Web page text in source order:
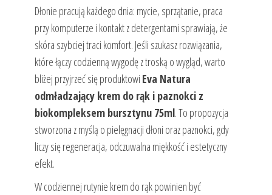
Dłonie pracują każdego dnia: mycie, sprzątanie, praca
przy komputerze i kontakt z detergentami sprawiają, że
skóra szybciej traci komfort. Jeśli szukasz rozwiązania,
które łączy codzienną wygodę z troską o wygląd, warto
bliżej przyjrzeć się produktowi Eva Natura
odmładzający krem do rąk i paznokci z
biokompleksem bursztynu 75ml. To propozycja
stworzona z myślą o pielęgnacji dłoni oraz paznokci, gdy
liczy się regeneracja, odczuwalna miękkość i estetyczny
efekt.
W codziennej rutynie krem do rąk powinien być